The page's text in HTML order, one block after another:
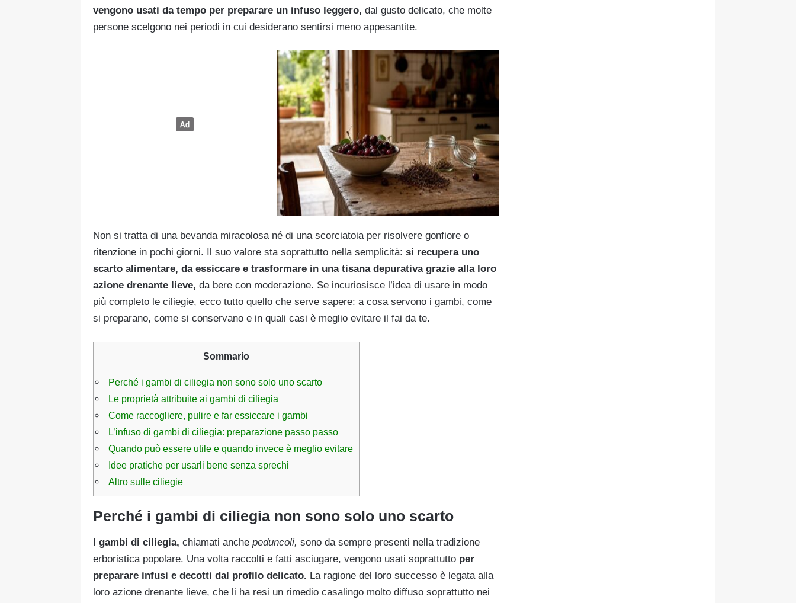
vengono usati da tempo per preparare un infuso leggero, dal gusto delicato, che molte
persone scelgono nei periodi in cui desiderano sentirsi meno appesantite.
Non si tratta di una bevanda miracolosa né di una scorciatoia per risolvere gonfiore o
ritenzione in pochi giorni. Il suo valore sta soprattutto nella semplicità: si recupera uno
scarto alimentare, da essiccare e trasformare in una tisana depurativa grazie alla loro
azione drenante lieve, da bere con moderazione. Se incuriosisce l’idea di usare in modo
più completo le ciliegie, ecco tutto quello che serve sapere: a cosa servono i gambi, come
si preparano, come si conservano e in quali casi è meglio evitare il fai da te.
Sommario
Perché i gambi di ciliegia non sono solo uno scarto
Le proprietà attribuite ai gambi di ciliegia
Come raccogliere, pulire e far essiccare i gambi
L’infuso di gambi di ciliegia: preparazione passo passo
Quando può essere utile e quando invece è meglio evitare
Idee pratiche per usarli bene senza sprechi
Altro sulle ciliegie
Perché i gambi di ciliegia non sono solo uno scarto
I gambi di ciliegia, chiamati anche peduncoli, sono da sempre presenti nella tradizione
erboristica popolare. Una volta raccolti e fatti asciugare, vengono usati soprattutto per
preparare infusi e decotti dal profilo delicato. La ragione del loro successo è legata alla
loro azione drenante lieve, che li ha resi un rimedio casalingo molto diffuso soprattutto nei